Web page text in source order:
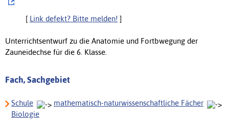
[ Link defekt? Bitte melden! ]
Unterrichtsentwurf zu die Anatomie und Fortbwegung der
Zauneidechse für die 6. Klasse.
Fach, Sachgebiet
Schule
mathematisch-naturwissenschaftliche Fächer
Biologie